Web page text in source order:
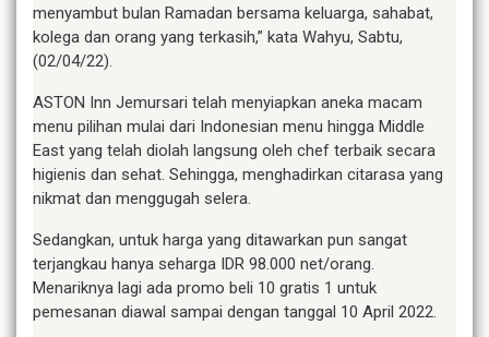
menyambut bulan Ramadan bersama keluarga, sahabat,
kolega dan orang yang terkasih,” kata Wahyu, Sabtu,
(02/04/22).
ASTON Inn Jemursari telah menyiapkan aneka macam
menu pilihan mulai dari Indonesian menu hingga Middle
East yang telah diolah langsung oleh chef terbaik secara
higienis dan sehat. Sehingga, menghadirkan citarasa yang
nikmat dan menggugah selera.
Sedangkan, untuk harga yang ditawarkan pun sangat
terjangkau hanya seharga IDR 98.000 net/orang.
Menariknya lagi ada promo beli 10 gratis 1 untuk
pemesanan diawal sampai dengan tanggal 10 April 2022.